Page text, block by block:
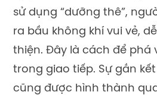
sử dụng “dưỡng thê”,
ra bầu không khí vui vẻ,
thiện. Đây là cách để phá
trong giao tiếp. Sự gắn
cũng được hình thành